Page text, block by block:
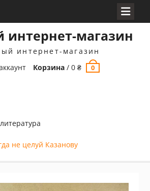
магазин
интернет-магазин
Корзина /0₴ 0
не целуй Казанову